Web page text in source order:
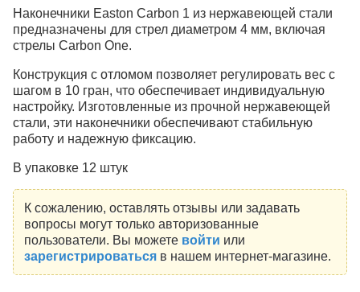
Наконечники Easton Carbon 1 из нержавеющей стали
предназначены для стрел диаметром 4 мм, включая
стрелы Carbon One.
Конструкция с отломом позволяет регулировать вес с
шагом в 10 гран, что обеспечивает индивидуальную
настройку. Изготовленные из прочной нержавеющей
стали, эти наконечники обеспечивают стабильную
работу и надежную фиксацию.
В упаковке 12 штук
К сожалению, оставлять отзывы или задавать
вопросы могут только авторизованные
пользователи. Вы можете войти или
зарегистрироватьсяв нашем интернет-магазине.